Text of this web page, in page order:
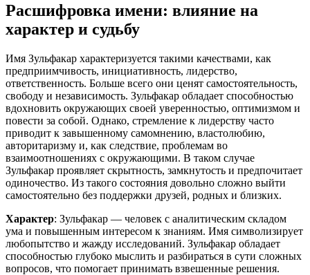
Расшифровка имени: влияние на
характер и судьбу
Имя Зульфакар характеризуется такими качествами, как
предприимчивость, инициативность, лидерство,
ответственность. Больше всего они ценят самостоятельность,
свободу и независимость. Зульфакар обладает способностью
вдохновить окружающих своей уверенностью, оптимизмом и
повести за собой. Однако, стремление к лидерству часто
приводит к завышенному самомнению, властолюбию,
авторитаризму и, как следствие, проблемам во
взаимоотношениях с окружающими. В таком случае
Зульфакар проявляет скрытность, замкнутость и предпочитает
одиночество. Из такого состояния довольно сложно выйти
самостоятельно без поддержки друзей, родных и близких.
Характер: Зульфакар — человек с аналитическим складом
ума и повышенным интересом к знаниям. Имя символизирует
любопытство и жажду исследований. Зульфакар обладает
способностью глубоко мыслить и разбираться в сути сложных
вопросов, что помогает принимать взвешенные решения.